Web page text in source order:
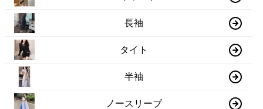
長袖
タイト
半袖
ノースリーブ